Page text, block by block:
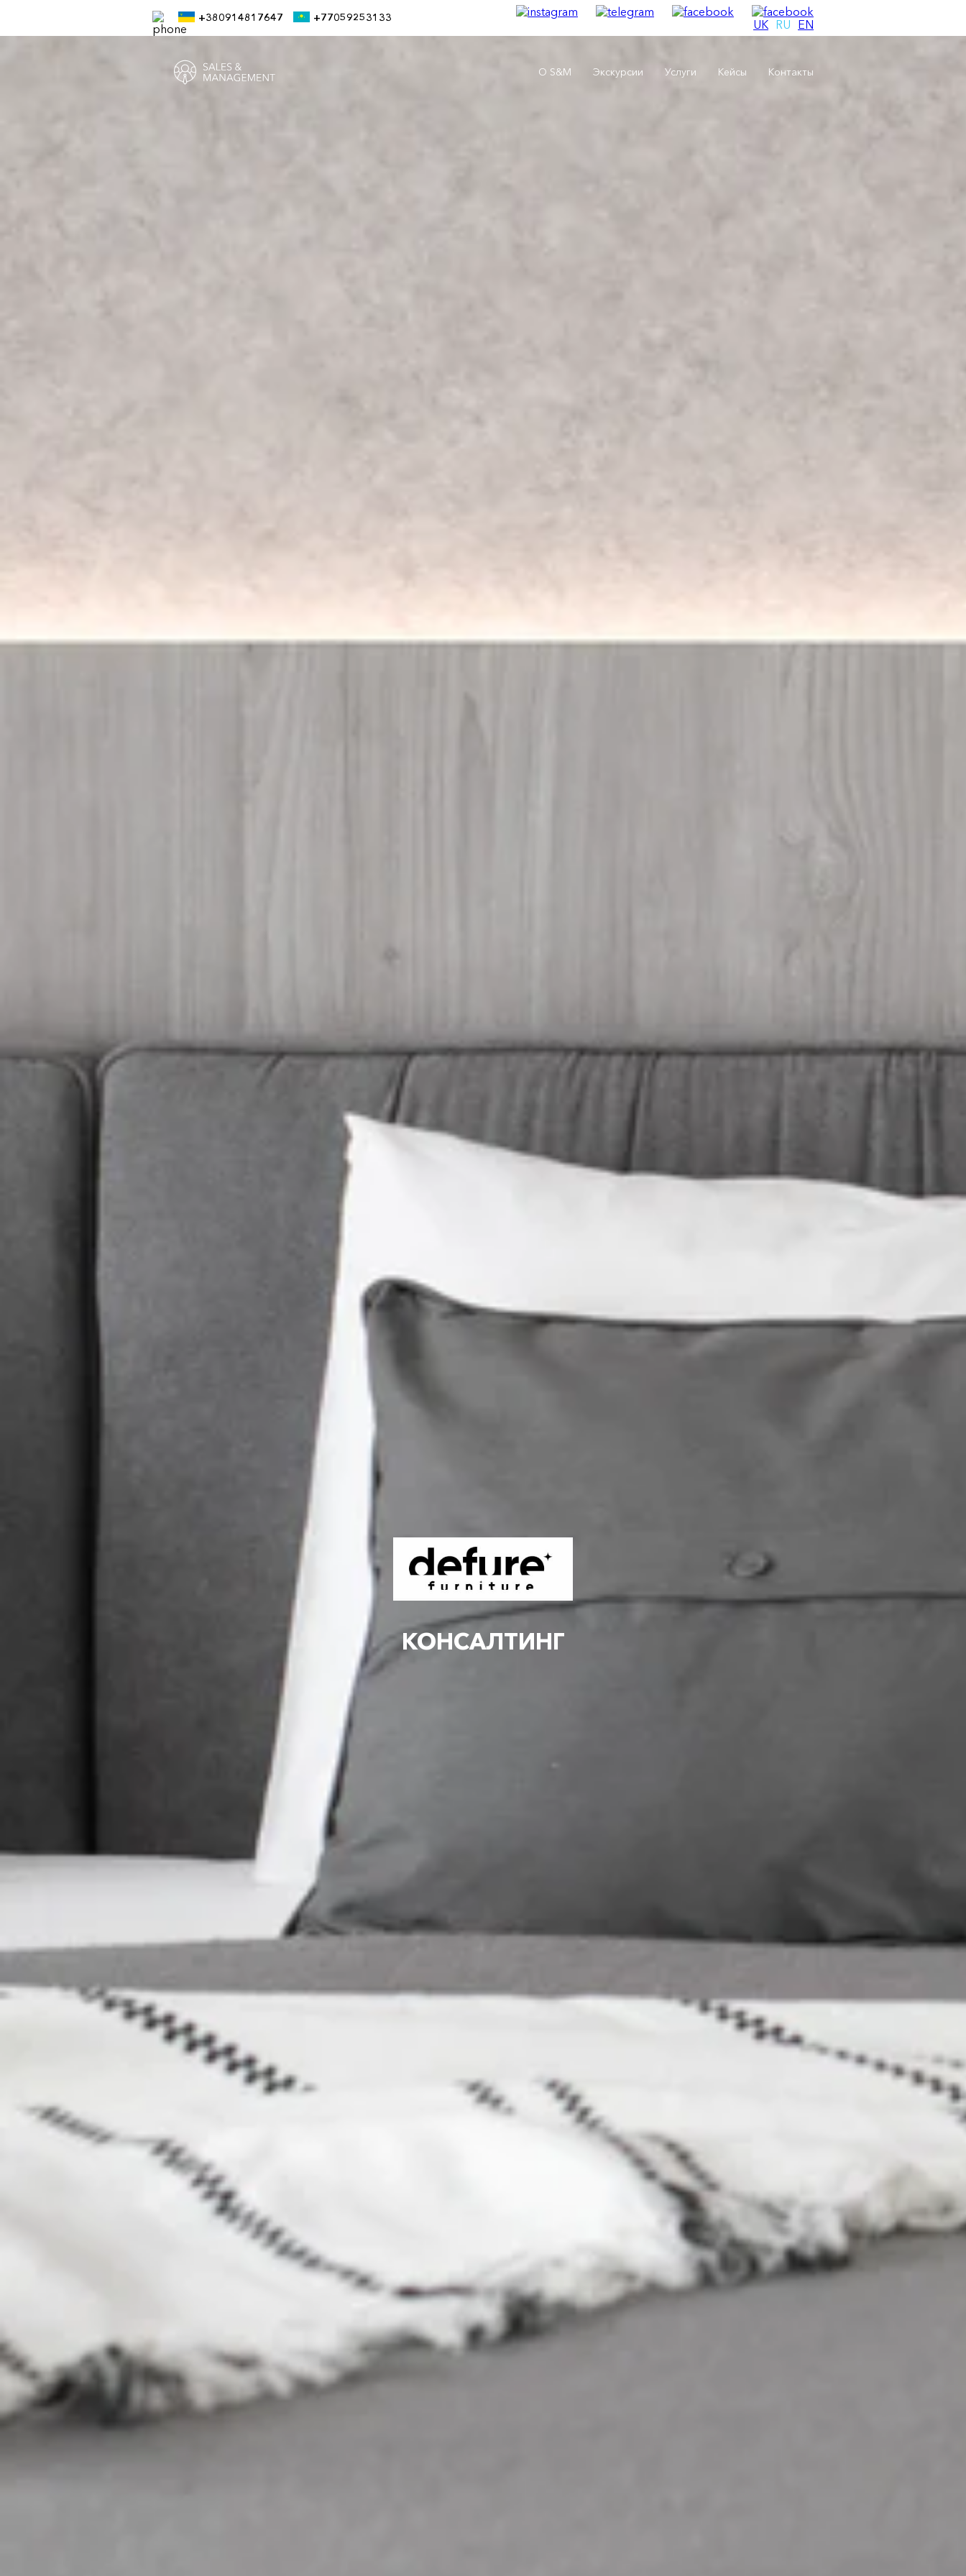
+380914817647 +77059253133
UK RU EN
О S&M Экскурсии Услуги Кейсы Контакты
КОНСАЛТИНГ